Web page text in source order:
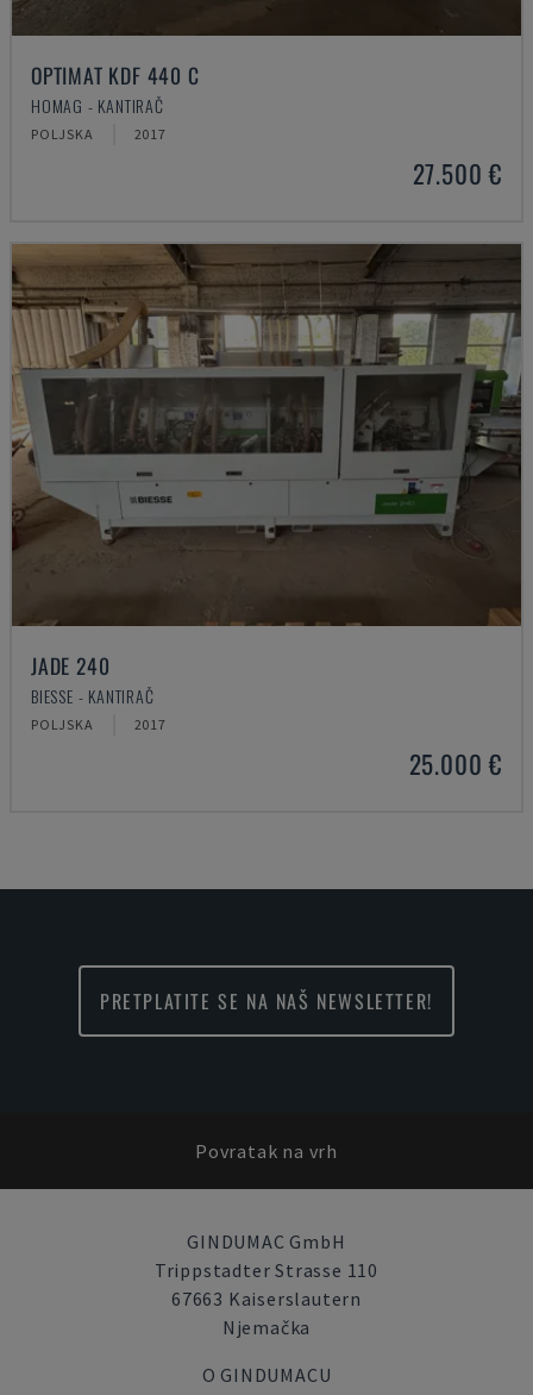
OPTIMAT KDF 440 C
HOMAG - KANTIRAČ
POLJSKA 2017
27.500 €
JADE 240
BIESSE - KANTIRAČ
POLJSKA 2017
25.000 €
PRETPLATITE SE NA NAŠ NEWSLETTER!
Povratak na vrh
GINDUMAC GmbH
Trippstadter Strasse 110
67663 Kaiserslautern
Njemačka
O GINDUMACU